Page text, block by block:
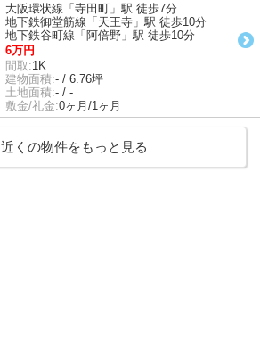
大阪環状線「寺田町」駅 徒歩7分
地下鉄御堂筋線「天王寺」駅 徒歩10分
地下鉄谷町線「阿倍野」駅 徒歩10分
6万円
間取:1K
建物面積:- / 6.76坪
土地面積:- / -
敷金/礼金:0ヶ月/1ヶ月
近くの物件をもっと見る